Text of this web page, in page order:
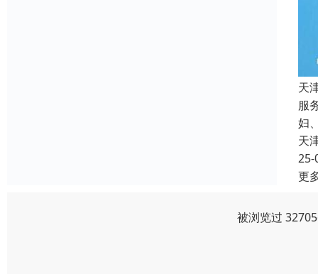
天
服
妇
天
25-
更
被浏览过